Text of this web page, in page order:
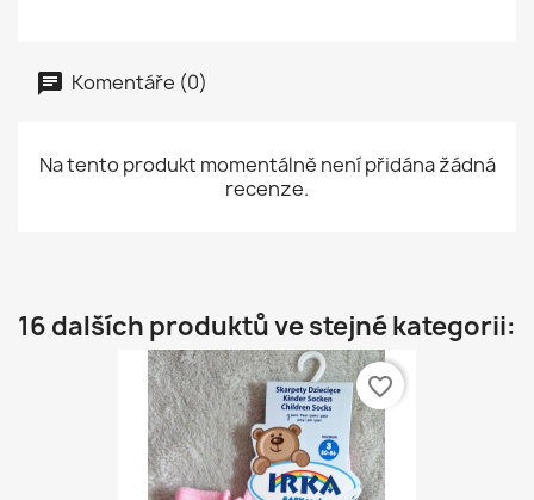
Komentáře (0)
Na tento produkt momentálně není přidána žádná
recenze.
16 dalších produktů ve stejné kategorii:
favorite_border